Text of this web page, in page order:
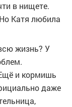
в нищете.
Катя любила
жизнь? У
и кормишь
даже